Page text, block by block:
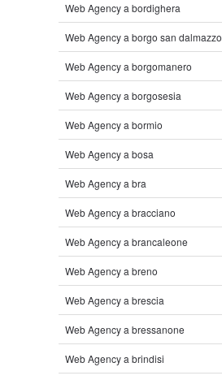
Web Agency a bordighera
Web Agency a borgo san dalmazzo
Web Agency a borgomanero
Web Agency a borgosesia
Web Agency a bormio
Web Agency a bosa
Web Agency a bra
Web Agency a bracciano
Web Agency a brancaleone
Web Agency a breno
Web Agency a brescia
Web Agency a bressanone
Web Agency a brindisi